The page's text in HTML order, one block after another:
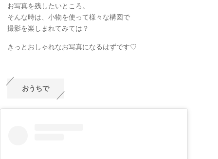
お写真を残したいところ。
そんな時は、小物を使って様々な構図で
撮影を楽しまれてみては？
きっとおしゃれなお写真になるはずです♡
おうちで